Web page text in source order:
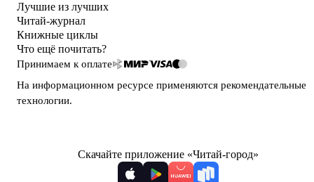
Лучшие из лучших
Читай-журнал
Книжные циклы
Что ещё почитать?
Принимаем к оплате
На информационном ресурсе применяются рекомендательные
технологии.
Скачайте приложение «Читай-город»